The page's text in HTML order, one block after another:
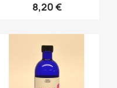
8,20 €